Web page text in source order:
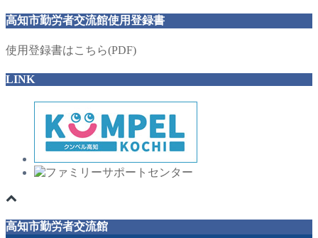
高知市勤労者交流館使用登録書
使用登録書はこちら(PDF)
LINK
高知市勤労者交流館